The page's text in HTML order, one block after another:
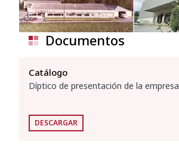
Documentos
Catálogo
Díptico de presentación de la empresa
DESCARGAR